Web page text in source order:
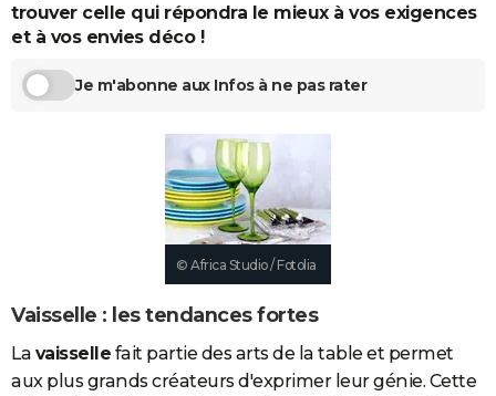
Forum
Aménagement intérieur
Extérieur
Cuisine
Salle de bains
Jardinage
Rangement
+WEEK-END
Art de vivre
Bien-être
Loisirs
Mode
Modes de vie
Carte de Noël
Carte Bonne année
Carte Saint-Valentin
Carte Pâques
Carte d'anniversaire
DICTIONNAIRE
trouver celle qui répondra le mieux à vos exigences
et à vos envies déco !
Je m'abonne aux Infos à ne pas rater
© Africa Studio / Fotolia
Vaisselle : les tendances fortes
La vaisselle fait partie des arts de la table et permet
aux plus grands créateurs d'exprimer leur génie. Cette